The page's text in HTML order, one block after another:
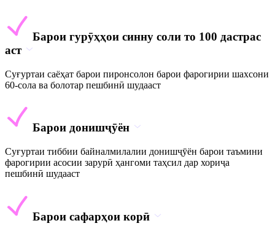
Барои гурӯҳҳои синну соли то 100 дастрас
аст
Суғуртаи саёҳат барои пиронсолон барои фарогирии шахсони
60-сола ва болотар пешбинӣ шудааст
Барои донишҷӯён
Суғуртаи тиббии байналмилалии донишҷӯён барои таъмини
фарогирии асосии зарурӣ ҳангоми таҳсил дар хориҷа
пешбинӣ шудааст
Барои сафарҳои корӣ